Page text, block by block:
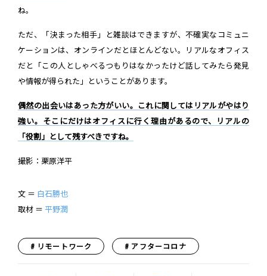
ね。
ただ、「決まった相手」と雑談はできますが、不確実なコミュニ
ケーションは、オンラインだとほとんどない。リアルなオフィス
だと「この人としゃべるつもりはなかったけど話してみたら発見
や情報が得られた」ということがあります。
偶然の出会いはあった方がいい。これに関してはリアルがやはり
強い。そこにだけはオフィスに行く理由があるので、リアルの
「役割」として残すべきですね。
撮影：栗原洋平
文 ＝ 白石勝也
取材 ＝ 平野潤
リモートワーク アフターコロナ